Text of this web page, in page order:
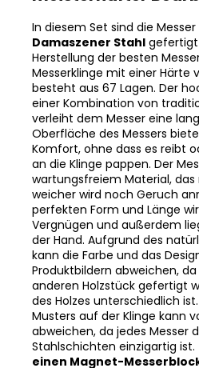
Damaszener Stahl gefertigt
Herstellung der besten
Messerklinge mit einer Härte
besteht aus 67 Lagen. Der
einer Kombination von
verleiht dem Messer eine
Oberfläche des Messers
Komfort, ohne dass es reibt
an die Klinge pappen. Der
wartungsfreiem Material, das
weicher wird noch Geruch
perfekten Form und Länge
Vergnügen und außerdem
der Hand. Aufgrund des
kann die Farbe und das
Produktbildern abweichen, da
anderen Holzstück gefertigt
des Holzes unterschiedlich
Musters auf der Klinge kann
abweichen, da jedes Messer
Stahlschichten einzigartig ist.
einen Magnet-
Gummifüßen, die das